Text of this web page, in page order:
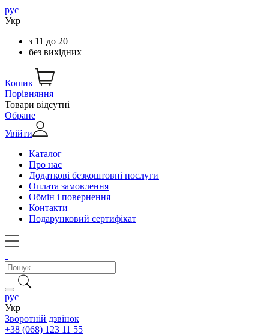
рус
Укр
з 11 до 20
без вихідних
Кошик
Порівняння
Товари відсутні
Обране
Увійти
Каталог
Про нас
Додаткові безкоштовні послуги
Оплата замовлення
Обмін і повернення
Контакти
Подарунковий сертифікат
рус
Укр
Зворотній дзвінок
+38 (068) 123 11 55